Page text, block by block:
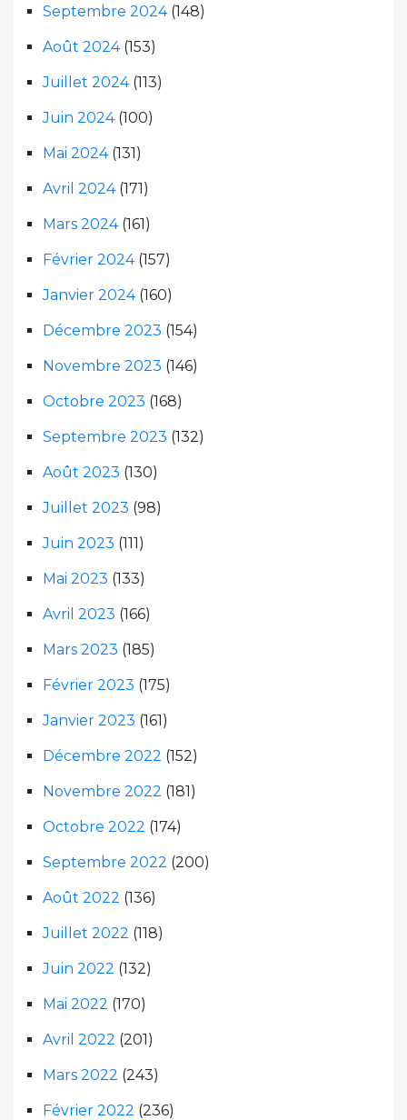
Septembre 2024(148)
Août 2024(153)
Juillet 2024(113)
Juin 2024(100)
Mai 2024(131)
Avril 2024(171)
Mars 2024(161)
Février 2024(157)
Janvier 2024(160)
Décembre 2023 (154)
Novembre 2023 (146)
Octobre 2023 (168)
Septembre 2023 (132)
Août 2023 (130)
Juillet 2023 (98)
Juin 2023 (111)
Mai 2023 (133)
Avril 2023 (166)
Mars 2023 (185)
Février 2023 (175)
Janvier 2023 (161)
Décembre 2022 (152)
Novembre 2022 (181)
Octobre 2022 (174)
Septembre 2022 (200)
Août 2022 (136)
Juillet 2022 (118)
Juin 2022 (132)
Mai 2022 (170)
Avril 2022 (201)
Mars 2022 (243)
Février 2022 (236)